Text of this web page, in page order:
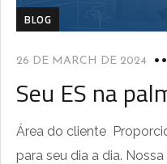
BLOG
26 DE MARCH DE 2024
Seu ES na
Área do cliente
para seu dia a dia.